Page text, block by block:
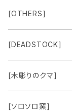
Outer
Jacket
Cut＆Sewn
Vest
Box
Others
Lamp
Lamp Parts
[OTHERS]
[DEADSTOCK]
[木彫りのクマ]
[ソロソロ窯]